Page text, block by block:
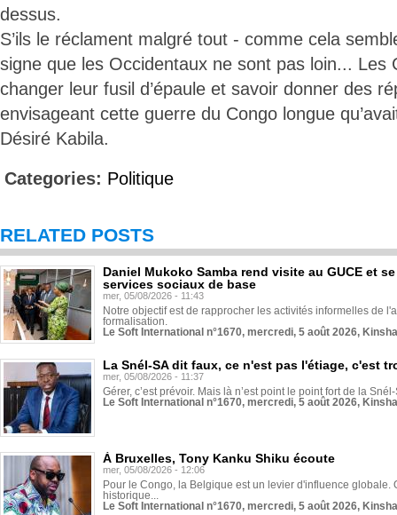
dessus.
S’ils le réclament malgré tout - comme cela
signe que les Occidentaux ne sont pas loin... Les
changer leur fusil d’épaule et savoir donner des
envisageant cette guerre du Congo longue
Désiré Kabila.
Categories: Politique
RELATED POSTS
Daniel Mukoko Samba rend visite au GUCE et
services sociaux de base
mer, 05/08/2026 - 11:43
Notre objectif est de rapprocher les activités informelles de
formalisation.
Le Soft International n°1670, mercredi, 5 août 2026,
La Snél-SA dit faux, ce n'est pas l'étiage, c'est
mer, 05/08/2026 - 11:37
Gérer, c’est prévoir. Mais là n’est point le point fort de la
Le Soft International n°1670, mercredi, 5 août 2026,
À Bruxelles, Tony Kanku Shiku écoute
mer, 05/08/2026 - 12:06
Pour le Congo, la Belgique est un levier d'influence globale.
historique...
Le Soft International n°1670, mercredi, 5 août 2026,